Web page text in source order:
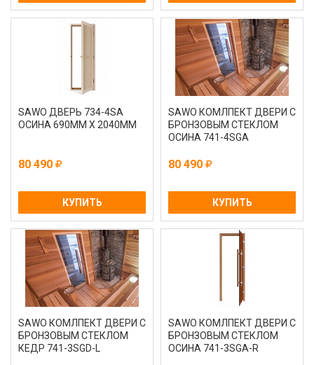
SAWO ДВЕРЬ 734-4SA
ОСИНА 690MM Х 2040MM
80 490
КУПИТЬ
SAWO КОМЛПЕКТ ДВЕРИ С
БРОНЗОВЫМ СТЕКЛОМ
ОСИНА 741-4SGA
80 490
КУПИТЬ
SAWO КОМЛПЕКТ ДВЕРИ С
БРОНЗОВЫМ СТЕКЛОМ
КЕДР 741-3SGD-L
SAWO КОМЛПЕКТ ДВЕРИ С
БРОНЗОВЫМ СТЕКЛОМ
ОСИНА 741-3SGA-R